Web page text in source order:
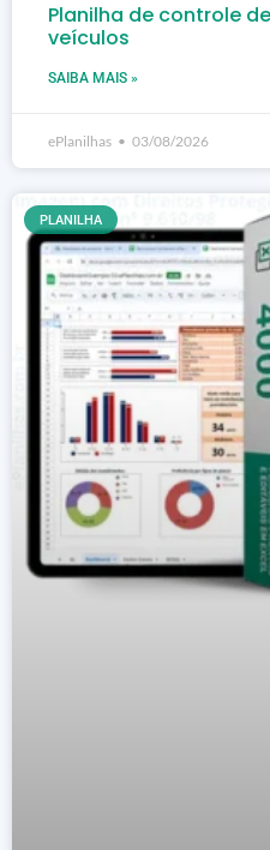
Planilha de controle
veículos
SAIBA MAIS »
ePlanilhas 03/08/2026
PLANILHA